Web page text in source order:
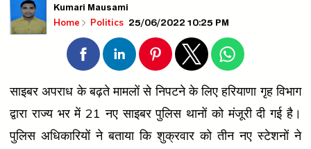
Kumari Mausami
Home Politics 25/06/2022 10:25 PM
साइबर अपराध के बढ़ते मामलों से निपटने के लिए हरियाणा गृह विभाग
द्वारा राज्य भर में 21 नए साइबर पुलिस थानों को मंजूरी दी गई है।
पुलिस अधिकारियों ने बताया कि शुक्रवार को तीन नए स्टेशनों ने